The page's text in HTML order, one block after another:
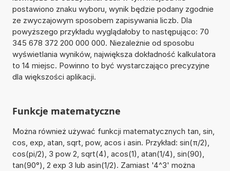
postawiono znaku wyboru, wynik będzie podany zgodnie
ze zwyczajowym sposobem zapisywania liczb. Dla
powyższego przykładu wyglądałoby to następująco: 70
345 678 372 200 000 000. Niezależnie od sposobu
wyświetlania wyników, największa dokładność kalkulatora
to 14 miejsc. Powinno to być wystarczająco precyzyjne
dla większości aplikacji.
Funkcje matematyczne
Można również używać funkcji matematycznych tan, sin,
cos, exp, atan, sqrt, pow, acos i asin. Przykład: sin(π/2),
cos(pi/2), 3 pow 2, sqrt(4), acos(1), atan(1/4), sin(90),
tan(90°), 2 exp 3 lub asin(1/2). Zamiast '4^3' można